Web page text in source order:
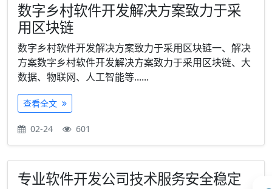
数字乡村软件开发解决方案致力于采
用区块链
数字乡村软件开发解决方案致力于采用区块链一、解决
方案数字乡村软件开发解决方案致力于采用区块链、大
数据、物联网、人工智能等......
查看全文
02-24 601
专业软件开发公司技术服务安全稳定